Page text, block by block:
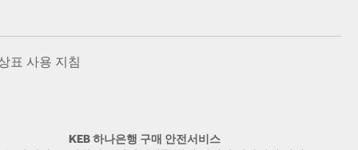
표 사용 지침
KEB 하나은행 구매 안전서비스